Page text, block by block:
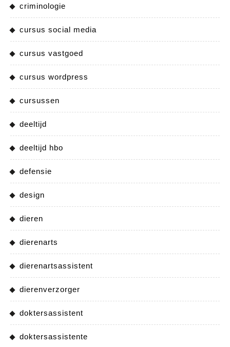
criminologie
cursus social media
cursus vastgoed
cursus wordpress
cursussen
deeltijd
deeltijd hbo
defensie
design
dieren
dierenarts
dierenartsassistent
dierenverzorger
doktersassistent
doktersassistente